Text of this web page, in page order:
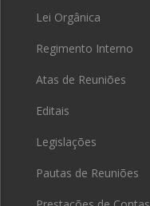
Lei Orgânica
Regimento Interno
Atas de Reuniões
Editais
Legislações
Pautas de Reuniões